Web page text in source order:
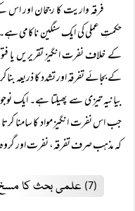
فرقہ واریت کا رجحان اور اس
حکمتِ عملی کی ایک سنگین
کے خلاف نفرت انگیز تقریریں یا
کے بجائے تفرقہ اور تشدد کا ذریعہ
بیانیہ تیزی سے پھیلتا ہے۔ ایک
جب اس نفرت انگیز مواد کا سامنا کرتا
کہ مذہب صرف تفرقہ، نفرت اور
(7) علمی بحث کا مسخ